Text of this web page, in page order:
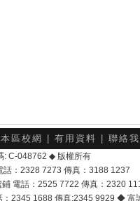
本區校網 有用資料 聯絡
: C-048762 ◆ 版權所有
：2328 7273 傳真：3188 1237
電話：2525 7722 傳真：2320
2345 1688 傳真:2345 9929 ◆ 富